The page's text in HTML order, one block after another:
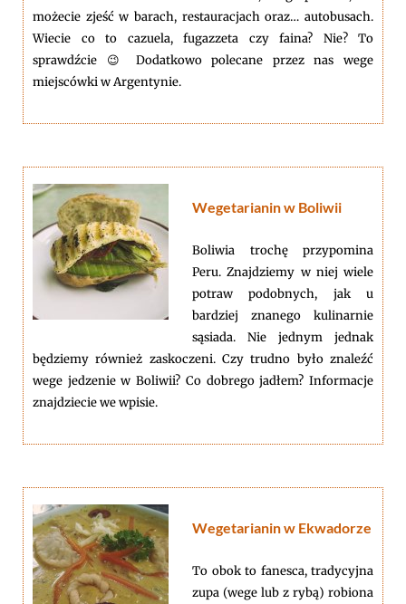
możecie zjeść w barach, restauracjach oraz… autobusach.
Wiecie co to cazuela, fugazzeta czy faina? Nie? To
sprawdźcie 😉 Dodatkowo polecane przez nas wege
miejscówki w Argentynie.
Wegetarianin w Boliwii
Boliwia trochę przypomina
Peru. Znajdziemy w niej wiele
potraw podobnych, jak u
bardziej znanego kulinarnie
sąsiada. Nie jednym jednak
będziemy również zaskoczeni. Czy trudno było znaleźć
wege jedzenie w Boliwii? Co dobrego jadłem? Informacje
znajdziecie we wpisie.
Wegetarianin w Ekwadorze
To obok to fanesca, tradycyjna
zupa (wege lub z rybą) robiona